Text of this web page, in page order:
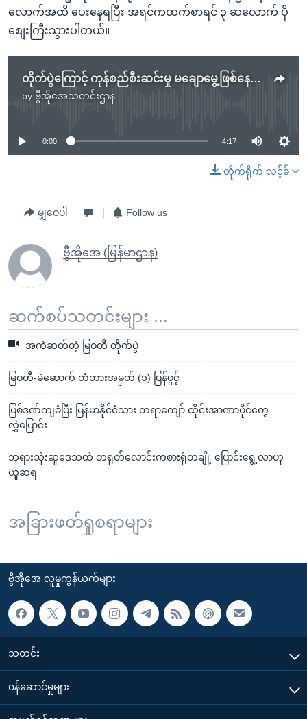
လောက်အထိ ပေးနေရပြီး အရင်ကထက်စာရင် ၃ ဆလောက် ပို
စျေးကြီးသွားပါတယ်။
တိုက်ပွဲကြောင့် ကုန်စည်စီးဆင်းမှု မချောမွေ့ဖြစ်နေတဲ့ အာရှလမ်းမကြီး
by ဗွီအိုအေသတင်းဌာန
No media source currently available
0:00 4:17
တိုက်ရိုက် လင့်ခ်
မျှဝေပါ Follow us
ဗွီအိုအေ (မြန်မာဌာန)
ဆက်စပ်သတင်းများ ...
အကဲဆတ်တဲ့ မြဝတီ တိုက်ပွဲ
မြဝတီ-မဲဆောက် တံတားအမှတ် (၁) ပြန်ဖွင့်
ပြစ်ဒဏ်ကျခံပြီး မြန်မာနိုင်ငံသား တရာကျော် ထိုင်းအာဏာပိုင်တွေ
လွှဲပြောင်း
ဘုရားသုံးဆူဒေသထဲ တရုတ်လောင်းကစားရုံတချို့ ပြောင်းရွှေ့လာဟု
ယူဆရ
အခြားဖတ်ရှုစရာများ
ဗွီအိုအေ လူမှုကွန်ယက်များ
သတင်း
၀န်ဆောင်မှုများ